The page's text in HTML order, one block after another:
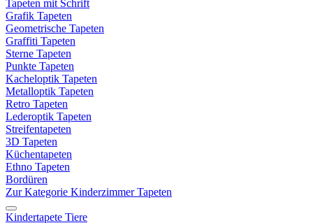
Tapeten mit Schrift
Grafik Tapeten
Geometrische Tapeten
Graffiti Tapeten
Sterne Tapeten
Punkte Tapeten
Kacheloptik Tapeten
Metalloptik Tapeten
Retro Tapeten
Lederoptik Tapeten
Streifentapeten
3D Tapeten
Küchentapeten
Ethno Tapeten
Bordüren
Zur Kategorie Kinderzimmer Tapeten
Kindertapete Tiere